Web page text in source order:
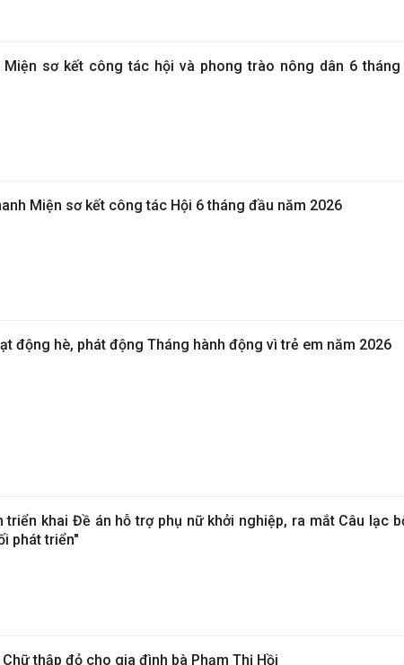
Miện sơ kết công tác hội và phong trào nông dân 6
Miện sơ kết công tác Hội 6 tháng đầu năm 2026
động hè, phát động Tháng hành động vì trẻ em năm 2026
triển khai Đề án hỗ trợ phụ nữ khởi nghiệp, ra mắt Câu lạc
phát triển"
thập đỏ cho gia đình bà Phạm Thị Hồi